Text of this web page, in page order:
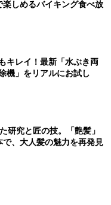
楽しめるバイキング食べ放
キレイ！最新「水ぶき両
機」をリアルにお試し
研究と匠の技。「艶髪」
で、大人髪の魅力を再発見